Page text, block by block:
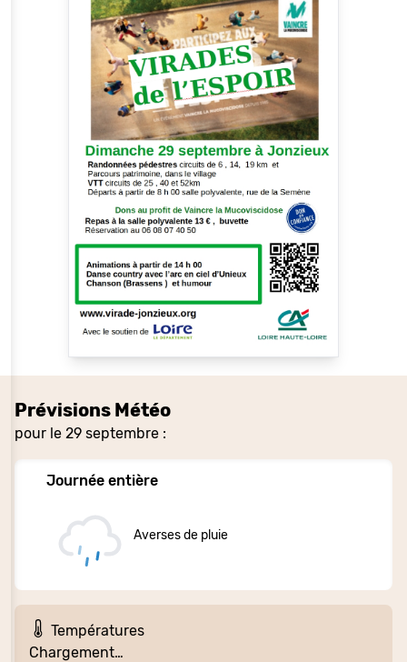
Prévisions Météo
pour le 29 septembre :
Journée entière
Averses de pluie
Températures
Chargement…